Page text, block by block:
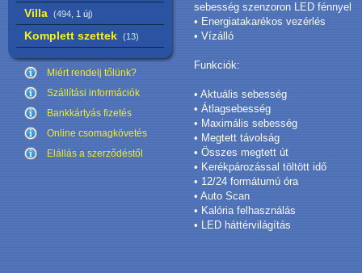
Villa (494, 1 új)
Komplett szettek (13)
Miért rendelj tőlünk?
Szállítási információk
Bankkártyás fizetés
Online csomagkövetés
Elállás a szerződéstől
sebesség szenzoron LED fénnyel
• Energiatakarékos vezérlés
• Vízálló
Funkciók:
• Aktuális sebesség
• Átlagsebesség
• Maximális sebesség
• Megtett távolság
• Összes megtett út
• Kerékpározással töltött idő
• 12/24 formátumú óra
• Auto Scan
• Kalória felhasználás
• LED háttérvilágítás